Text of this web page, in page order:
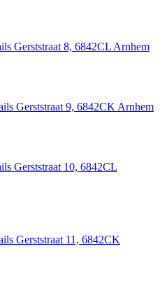
Gerststraat 8, 6842CL Arnhem
Gerststraat 9, 6842CK Arnhem
Gerststraat 10, 6842CL
Gerststraat 11, 6842CK